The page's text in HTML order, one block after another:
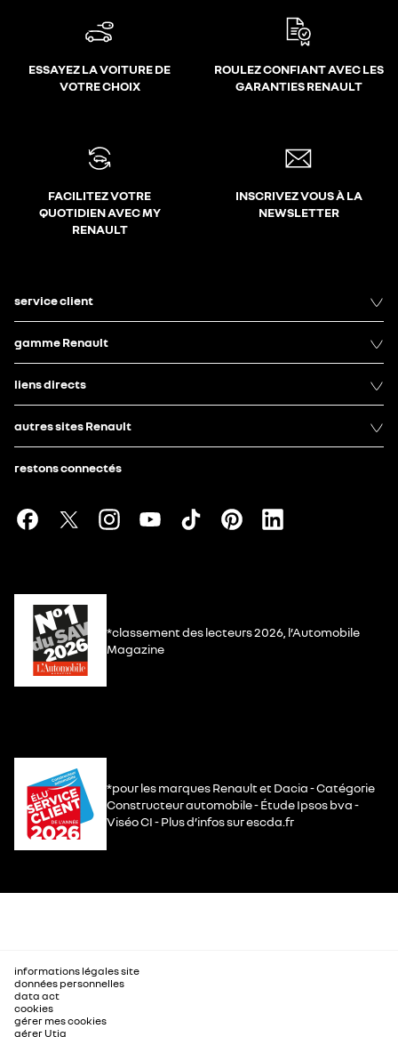
ESSAYEZ LA VOITURE DE
VOTRE CHOIX
ROULEZ CONFIANT AVEC LES
GARANTIES RENAULT
FACILITEZ VOTRE
QUOTIDIEN AVEC MY
RENAULT
INSCRIVEZ VOUS À LA
NEWSLETTER
service client
gamme Renault
liens directs
autres sites Renault
restons connectés
*classement des lecteurs 2026, l’Automobile
Magazine
*pour les marques Renault et Dacia - Catégorie
Constructeur automobile - Étude Ipsos bva -
Viséo CI - Plus d’infos sur escda.fr
informations légales site
données personnelles
data act
cookies
gérer mes cookies
gérer Utiq